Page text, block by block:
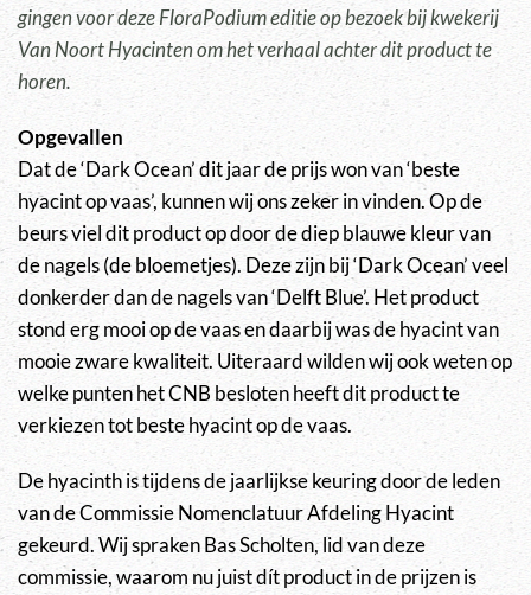
gingen voor deze FloraPodium editie op bezoek bij kwekerij
Van Noort Hyacinten om het verhaal achter dit product te
horen.
Opgevallen
Dat de ‘Dark Ocean’ dit jaar de prijs won van ‘beste
hyacint op vaas’, kunnen wij ons zeker in vinden. Op de
beurs viel dit product op door de diep blauwe kleur van
de nagels (de bloemetjes). Deze zijn bij ‘Dark Ocean’ veel
donkerder dan de nagels van ‘Delft Blue’. Het product
stond erg mooi op de vaas en daarbij was de hyacint van
mooie zware kwaliteit. Uiteraard wilden wij ook weten op
welke punten het CNB besloten heeft dit product te
verkiezen tot beste hyacint op de vaas.
De hyacinth is tijdens de jaarlijkse keuring door de leden
van de Commissie Nomenclatuur Afdeling Hyacint
gekeurd. Wij spraken Bas Scholten, lid van deze
commissie, waarom nu juist dít product in de prijzen is